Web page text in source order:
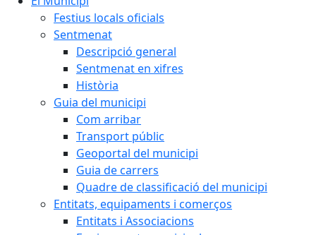
Festius locals oficials
Sentmenat
Descripció general
Sentmenat en xifres
Història
Guia del municipi
Com arribar
Transport públic
Geoportal del municipi
Guia de carrers
Quadre de classificació del municipi
Entitats, equipaments i comerços
Entitats i Associacions